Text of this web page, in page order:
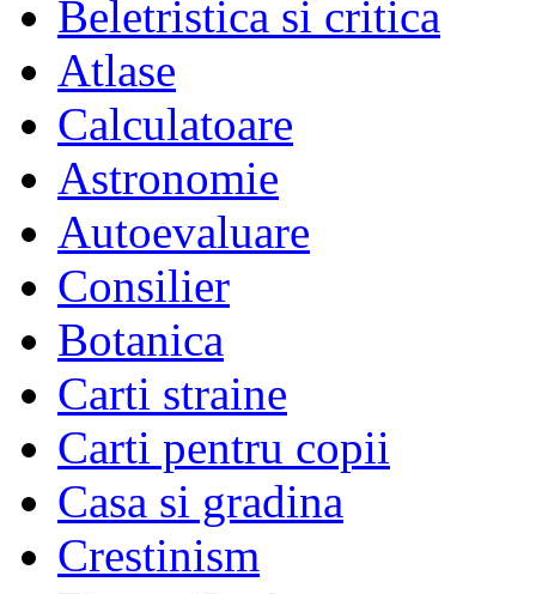
Beletristica si critica
Atlase
Calculatoare
Astronomie
Autoevaluare
Consilier
Botanica
Carti straine
Carti pentru copii
Casa si gradina
Crestinism